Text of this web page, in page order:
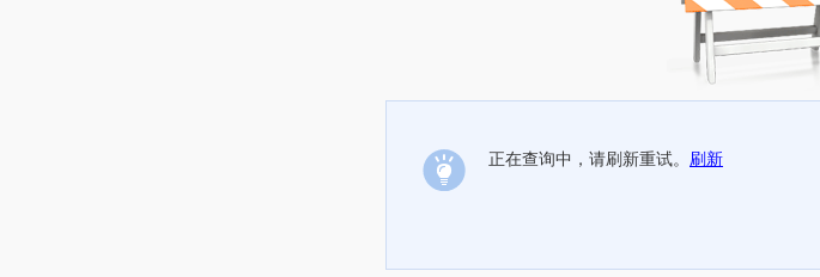
正在查询中，请刷新重试。 刷新